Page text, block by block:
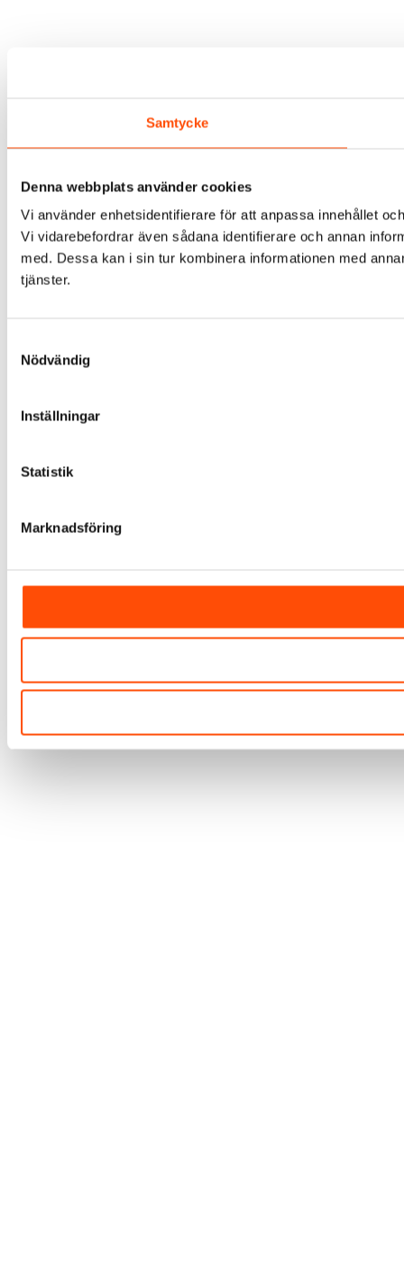
Samtycke
Denna webbplats använder cookies
Vi använder enhetsidentifierare för att anpassa innehållet
Vi vidarebefordrar även sådana identifierare och annan
med. Dessa kan i sin tur kombinera informationen med
tjänster.
Nödvändig
Inställningar
Statistik
Marknadsföring